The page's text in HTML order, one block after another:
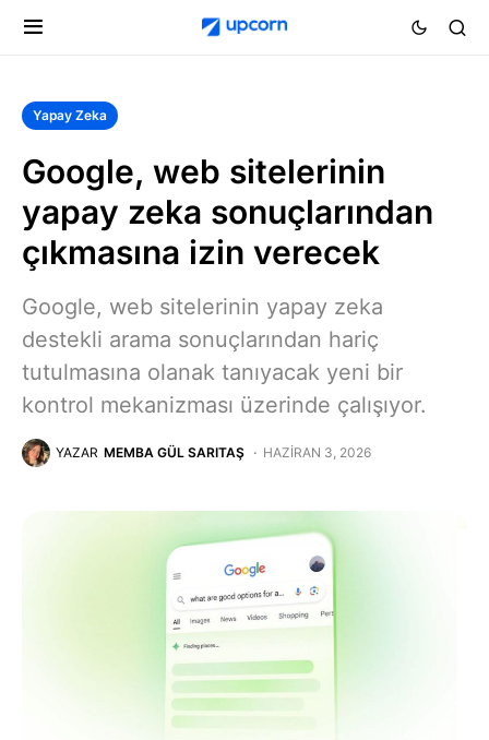
Yapay Zeka
Google, web sitelerinin
yapay zeka sonuçlarından
çıkmasına izin verecek
Google, web sitelerinin yapay zeka
destekli arama sonuçlarından hariç
tutulmasına olanak tanıyacak yeni bir
kontrol mekanizması üzerinde çalışıyor.
YAZAR MEMBA GÜL SARITAŞ HAZIRAN 3, 2026